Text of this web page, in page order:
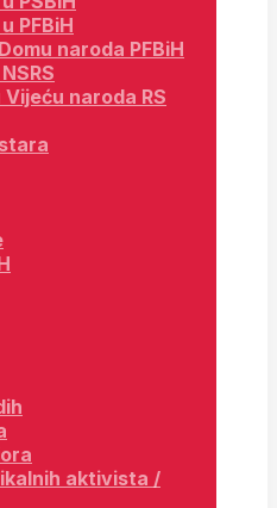
PFBiH
naroda PFBiH
naroda RS
aktivista /